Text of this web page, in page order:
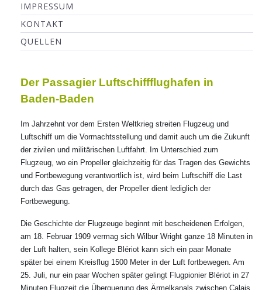
IMPRESSUM
KONTAKT
QUELLEN
Der Passagier Luftschiffflughafen in
Baden-Baden
Im Jahrzehnt vor dem Ersten Weltkrieg streiten Flugzeug und
Luftschiff um die Vormachtsstellung und damit auch um die Zukunft
der zivilen und militärischen Luftfahrt. Im Unterschied zum
Flugzeug, wo ein Propeller gleichzeitig für das Tragen des Gewichts
und Fortbewegung verantwortlich ist, wird beim Luftschiff die Last
durch das Gas getragen, der Propeller dient lediglich der
Fortbewegung.
Die Geschichte der Flugzeuge beginnt mit bescheidenen Erfolgen,
am 18. Februar 1909 vermag sich Wilbur Wright ganze 18 Minuten in
der Luft halten, sein Kollege Blériot kann sich ein paar Monate
später bei einem Kreisflug 1500 Meter in der Luft fortbewegen. Am
25. Juli, nur ein paar Wochen später gelingt Flugpionier Blériot in 27
Minuten Flugzeit die Überquerung des Ärmelkanals zwischen Calais